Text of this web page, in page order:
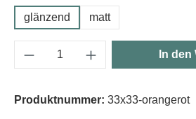
glänzend matt
Produkt Anzahl: Gib den
In
Produktnummer: 33x33-orangerot